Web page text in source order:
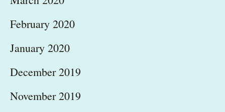
February 2020
January 2020
December 2019
November 2019